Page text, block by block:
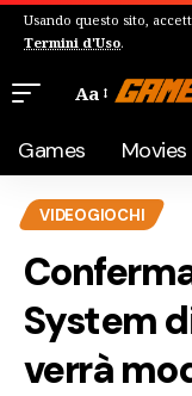
Usando questo sito,
Termini d'Uso.
Aa
Games Movies
VIDEOGIOCHI
System
verrà